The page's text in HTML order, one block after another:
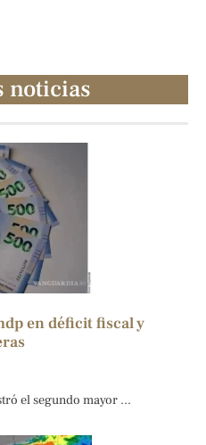
noticias
en déficit fiscal y
el segundo mayor ...